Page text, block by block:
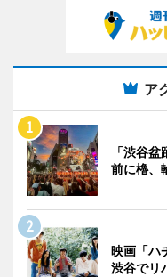
ア
「渋谷
前に櫓、
映画「ハ
渋谷でリ